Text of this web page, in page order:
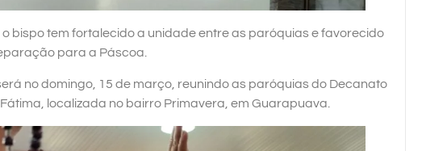
bispo tem fortalecido a unidade entre as paróquias e favorecido
para a Páscoa.
no domingo, 15 de março, reunindo as paróquias do Decanato
localizada no bairro Primavera, em Guarapuava.